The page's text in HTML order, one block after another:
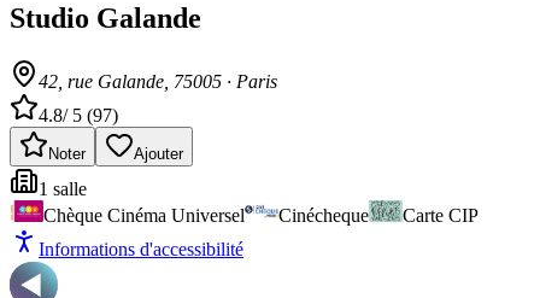
Studio Galande
42, rue Galande , 75005 · Paris
4.8/ 5 (97)
Noter Ajouter
1 salle
Chèque Cinéma Universel
Cinécheque
Carte CIP
Informations d'accessibilité